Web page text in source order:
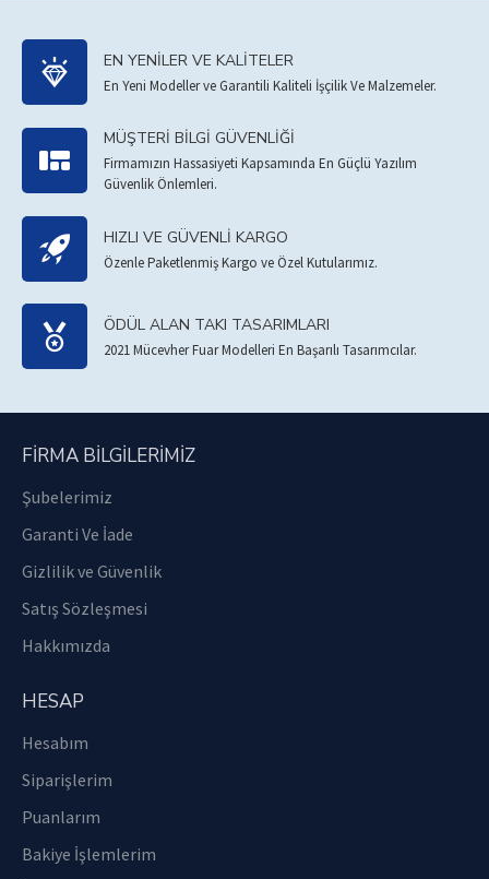
EN YENILER VE KALITELER
En Yeni Modeller ve Garantili Kaliteli İşçilik Ve Malzemeler.
MÜŞTERI BILGI GÜVENLIĞI
Firmamızın Hassasiyeti Kapsamında En Güçlü Yazılım
Güvenlik Önlemleri.
HIZLI VE GÜVENLI KARGO
Özenle Paketlenmiş Kargo ve Özel Kutularımız.
ÖDÜL ALAN TAKI TASARIMLARI
2021 Mücevher Fuar Modelleri En Başarılı Tasarımcılar.
FIRMA BILGILERIMIZ
Şubelerimiz
Garanti Ve İade
Gizlilik ve Güvenlik
Satış Sözleşmesi
Hakkımızda
HESAP
Hesabım
Siparişlerim
Puanlarım
Bakiye İşlemlerim